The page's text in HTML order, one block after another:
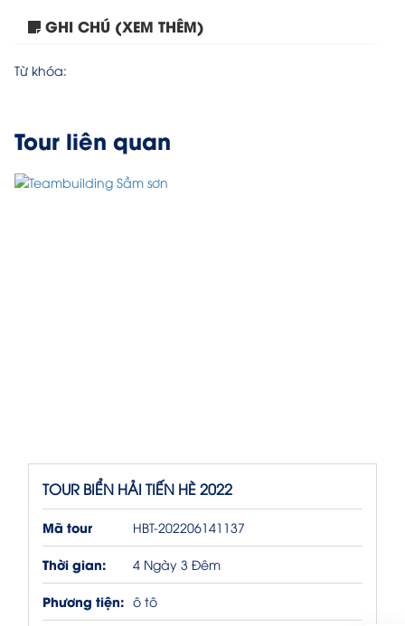
GHI CHÚ (XEM THÊM)
Từ khóa:
Tour liên quan
Tour du lịch Sầm Sơn...
TOUR BIỂN HẢI TIẾN HÈ 2022
Mã tour HBT-202206141137
Thời gian: 4 Ngày 3 Đêm
Phương tiện: ô tô